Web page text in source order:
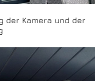
der Kamera und der